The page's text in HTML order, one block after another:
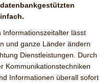
Informationszeitalter lässt
und ganze Länder ändern
Dienstleistungen. Durch
Kommunikationstechniken
Informationen überall sofort